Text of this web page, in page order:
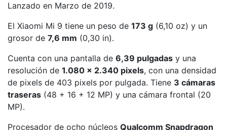
Lanzado en Marzo de 2019.
El Xiaomi Mi 9 tiene un peso de 173 g (6,10 oz) y un
grosor de 7,6 mm (0,30 in).
Cuenta con una pantalla de 6,39 pulgadas y una
resolución de 1.080 x 2.340 pixels, con una densidad
de pixels de 403 pixels por pulgada. Tiene 3 cámaras
traseras (48 + 16 + 12 MP) y una cámara frontal (20
MP).
Procesador de ocho núcleos Qualcomm Snapdragon